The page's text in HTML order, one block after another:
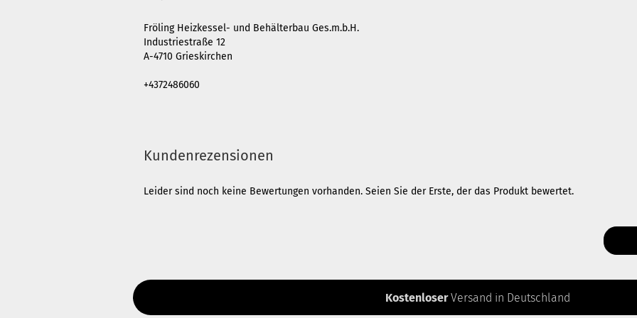
Fröling Heizkessel- und Behälterbau Ges.m.b.H.
Industriestraße 12
A-4710 Grieskirchen
+4372486060
Kundenrezensionen
Leider sind noch keine Bewertungen vorhanden. Seien Sie der Erste, der das Produkt bewertet.
KostenloserVersand in Deutschland